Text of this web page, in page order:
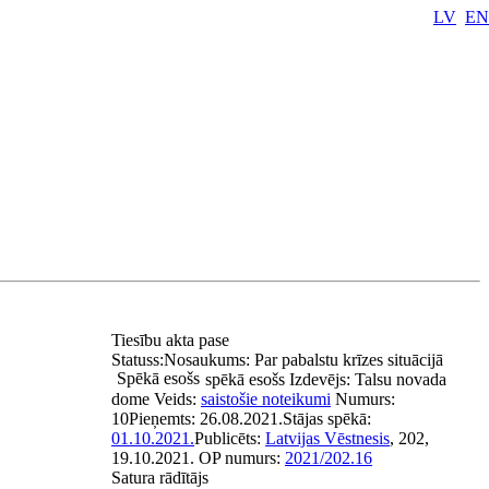
LV EN
Tiesību akta pase
Nosaukums: Par pabalstu krīzes situācijā
Statuss:
Spēkā esošs spēkā esošs Izdevējs: Talsu novada
dome Veids: saistošie noteikumi Numurs:
10Pieņemts: 26.08.2021.Stājas spēkā:
01.10.2021.Publicēts: Latvijas Vēstnesis, 202,
19.10.2021. OP numurs: 2021/202.16
Satura rādītājs